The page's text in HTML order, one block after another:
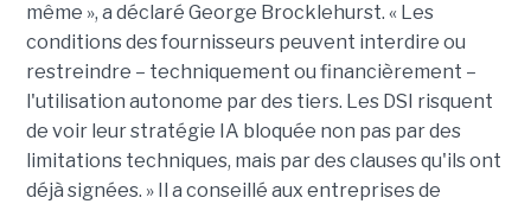
même », a déclaré George Brocklehurst. « Les
conditions des fournisseurs peuvent interdire ou
restreindre – techniquement ou financièrement – ​​
l'utilisation autonome par des tiers. Les DSI risquent
de voir leur stratégie IA bloquée non pas par des
limitations techniques, mais par des clauses qu'ils ont
déjà signées. » Il a conseillé aux entreprises de